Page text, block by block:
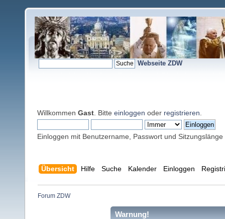
Webseite ZDW
Willkommen Gast . Bitte einloggen oder registrieren
Einloggen mit Benutzername, Passwort und Sitzungslänge
Übersicht Hilfe Suche Kalender Einloggen
Forum ZDW
Warnung!